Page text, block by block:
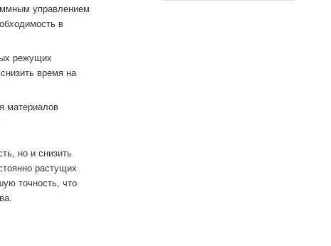
управлением
в
режущих
время на
материалов
но и снизить
растущих
точность, что